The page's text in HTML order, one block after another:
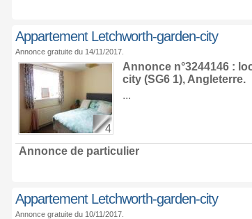
Appartement Letchworth-garden-city
Annonce gratuite du 14/11/2017.
4
Annonce n°3244146 :
city(SG6 1), Angleterre.
...
Annonce de particulier
Appartement Letchworth-garden-city
Annonce gratuite du 10/11/2017.